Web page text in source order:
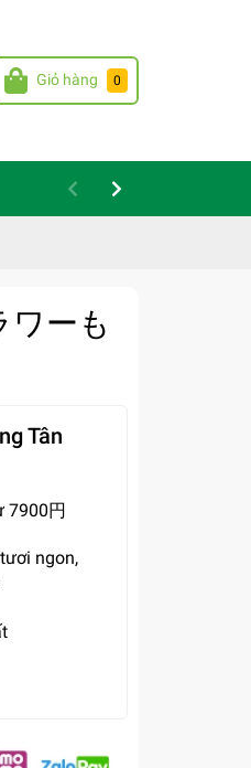
Giỏ hàng 0
ワーも
Tân
7900円
ngon,